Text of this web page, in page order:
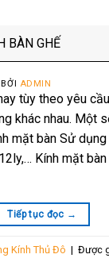
BÀN GHẾ
BỞI ADMIN
tùy theo yêu
khác nhau. Một
mặt bàn Sử
Kính mặt
Tiếp tục đọc →
Kính Thủ Đô | Được